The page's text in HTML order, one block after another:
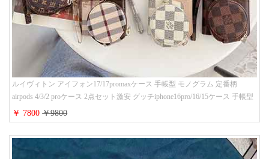
ルイヴィトン アイフォン17/17promaxケース 手帳型 モノグラム 定番柄
airpods 4/3/2 proケース 2点セット激安 グッチiphone16pro/16/15ケース 手帳型
財布カード入り 多機能 ハイ ブランド Galaxy S25/S24/S23手帳カバー おすす
め
￥ 7800￥9800